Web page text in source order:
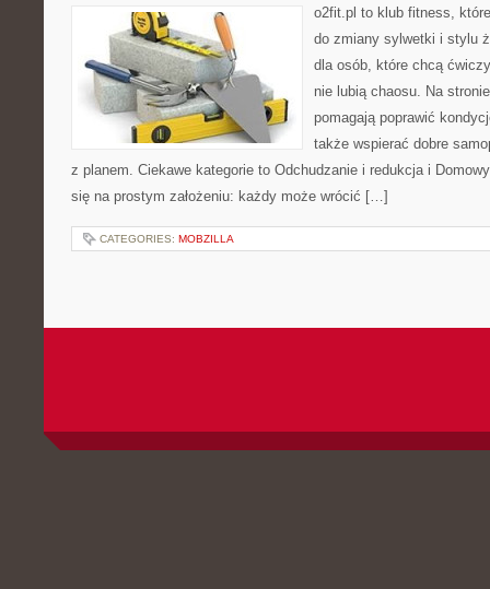
o2fit.pl to klub fitness,
do zmiany sylwetki i stylu
dla osób, które chcą
nie lubią chaosu. Na
pomagają poprawić
także wspierać dobre
z planem. Ciekawe kategorie to Odchudzanie i redukcja i
się na prostym założeniu: każdy może wrócić […]
CATEGORIES: MOBZILLA